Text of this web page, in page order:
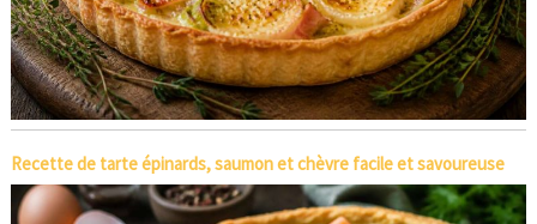
Recette de tarte épinards, saumon et chèvre facile et savoureuse